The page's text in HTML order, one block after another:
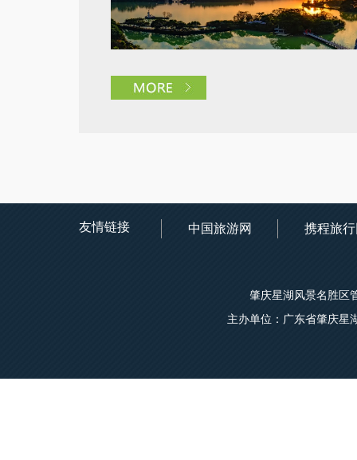
友情链接 中国旅游网 携程旅
肇庆星湖风景名胜区
主办单位：广东省肇庆